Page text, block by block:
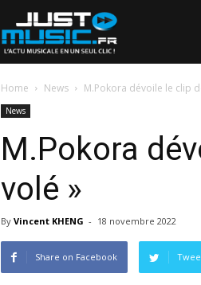
Home News M.Pokora dévoile le clip
News
M.Pokora
volé »
By Vincent KHENG - 18 novembre 2022
Share on Facebook